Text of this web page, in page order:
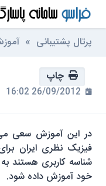
پرتال پشتیبانی »
چاپ
در این آموزش سعی
شناسه کاربری هستند
خود آموزش داده شود.